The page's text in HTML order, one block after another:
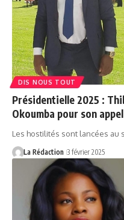
DIS NOUS TOUT
Présidentielle 2025 :
Okoumba pour son
Les hostilités sont lancées au
La Rédaction 3 février 2025